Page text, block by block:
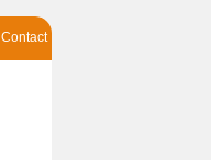
Contact